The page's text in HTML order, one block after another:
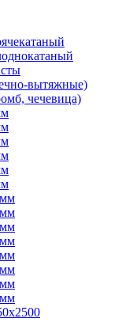
вытяжные)
чечевица)